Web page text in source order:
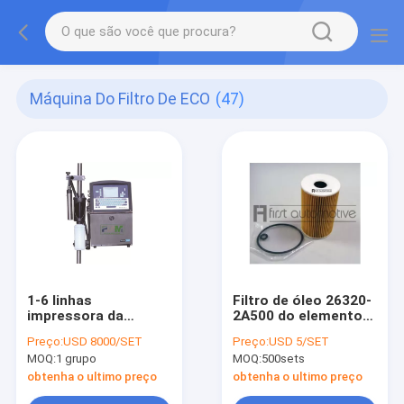
Máquina Do Filtro De ECO (47)
1-6 linhas
impressora da
de Full Auto da
máquina do filtro de
ECO
Preço:USD 8000/SET
MOQ:1 grupo
obtenha o ultimo preço
Filtro de óleo 26320-
2A500 do elemento
filtro
Preço:USD 5/SET
MOQ:500sets
obtenha o ultimo preço